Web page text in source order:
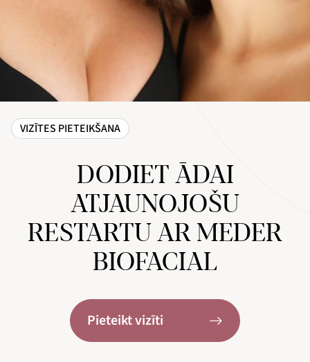
VIZĪTES PIETEIKŠANA
DODIET ĀDAI
ATJAUNOJOŠU
RESTARTU AR MEDER
BIOFACIAL
Pieteikt vizīti